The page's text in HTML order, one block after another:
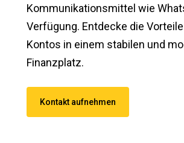
Kommunikationsmittel wie
Verfügung. Entdecke die
Kontos in einem stabilen und
Finanzplatz.
Kontakt aufnehmen